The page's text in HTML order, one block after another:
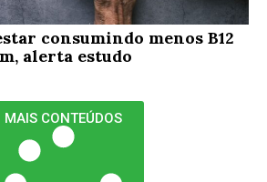
consumindo menos B12
alerta estudo
MAIS CONTEÚDOS